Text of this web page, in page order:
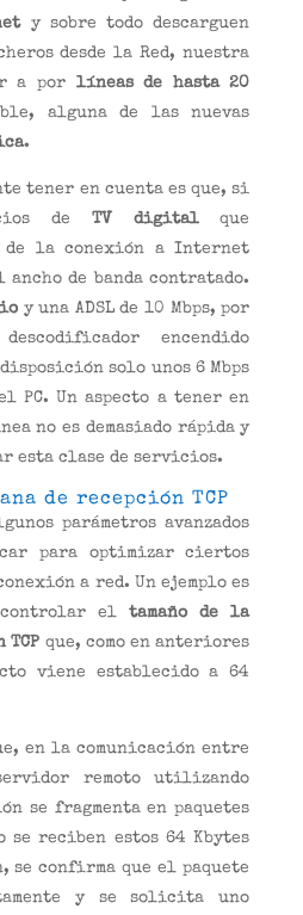
y sobre todo descarguen
desde la Red, nuestra
a por líneas de hasta 20
alguna de las nuevas
.
tener en cuenta es que, si
de TV digitalque
de la conexión a Internet
ancho de banda contratado.
y una ADSL de 10 Mbps, por
encendido
solo unos 6 Mbps
PC. Un aspecto a tener en
no es demasiado rápida y
esta clase de servicios.
de recepción TCP
parámetros avanzados
para optimizar ciertos
a red. Un ejemplo es
controlar eltamaño de la
que, como en anteriores
viene establecido a 64
en la comunicación entre
remoto utilizando
se fragmenta en paquetes
se reciben estos 64 Kbytes
se confirma que el paquete
y se solicita uno